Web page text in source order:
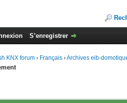
S’enregistrer
KNX forum › Français ›Archives eib-